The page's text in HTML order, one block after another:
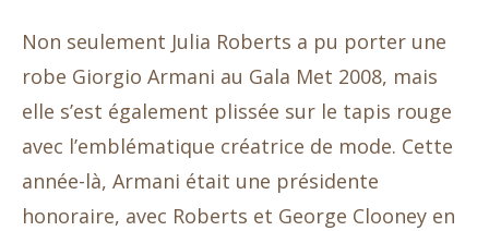
Non seulement Julia Roberts a pu porter une
robe Giorgio Armani au Gala Met 2008, mais
elle s’est également plissée sur le tapis rouge
avec l’emblématique créatrice de mode. Cette
année-là, Armani était une présidente
honoraire, avec Roberts et George Clooney en